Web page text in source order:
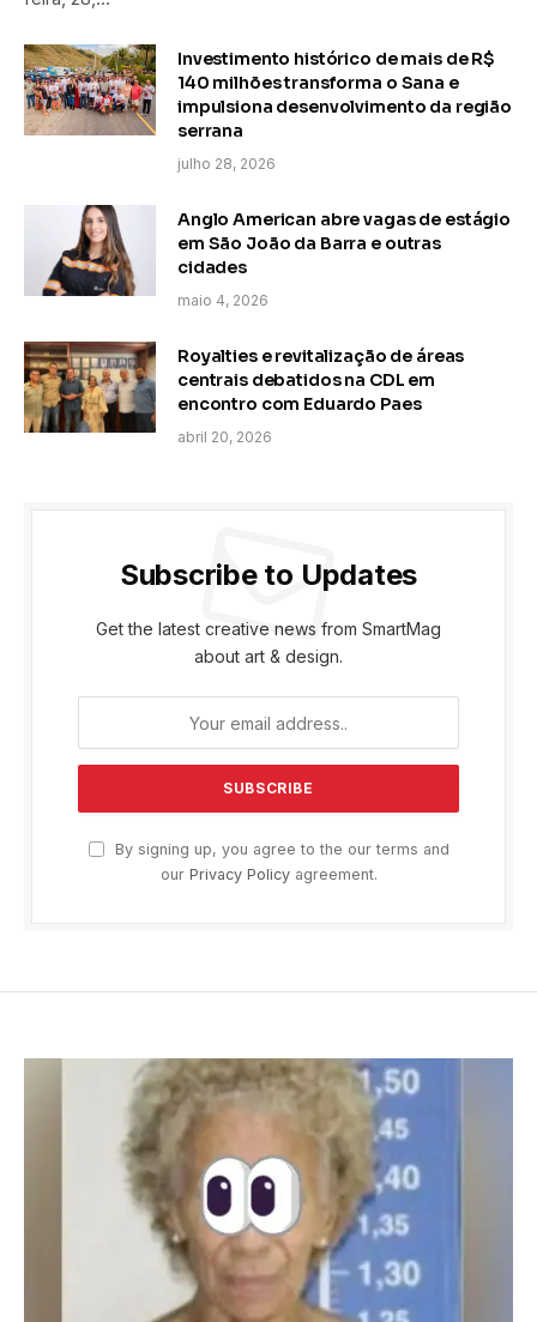
Investimento histórico de mais de R$
140 milhões transforma o Sana e
impulsiona desenvolvimento da região
serrana
julho 28, 2026
Anglo American abre vagas de estágio
em São João da Barra e outras
cidades
maio 4, 2026
Royalties e revitalização de áreas
centrais debatidos na CDL em
encontro com Eduardo Paes
abril 20, 2026
Subscribe to Updates
Get the latest creative news from SmartMag
about art & design.
By signing up, you agree to the our terms and
our Privacy Policyagreement.